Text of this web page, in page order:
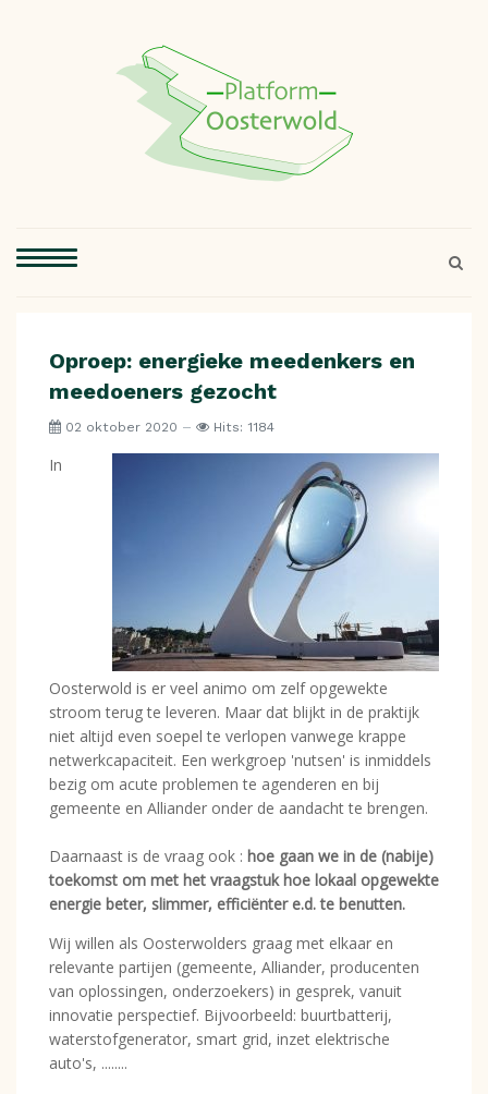
Oproep: energieke meedenkers en
meedoeners gezocht
02 oktober 2020 Hits: 1184
In
Oosterwold is er veel animo om zelf opgewekte
stroom terug te leveren. Maar dat blijkt in de praktijk
niet altijd even soepel te verlopen vanwege krappe
netwerkcapaciteit. Een werkgroep 'nutsen' is inmiddels
bezig om acute problemen te agenderen en bij
gemeente en Alliander onder de aandacht te brengen.
Daarnaast is de vraag ook : hoe gaan we in de (nabije)
toekomst om met het vraagstuk hoe lokaal opgewekte
energie beter, slimmer, efficiënter e.d. te benutten.
Wij willen als Oosterwolders graag met elkaar en
relevante partijen (gemeente, Alliander, producenten
van oplossingen, onderzoekers) in gesprek, vanuit
innovatie perspectief. Bijvoorbeeld: buurtbatterij,
waterstofgenerator, smart grid, inzet elektrische
auto's, ........